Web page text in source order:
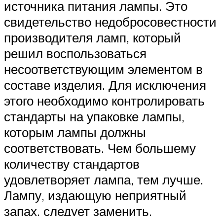
источника питания лампы. Это
свидетельство недобросовестности
производителя ламп, который
решил воспользоваться
несоответствующим элементом в
составе изделия. Для исключения
этого необходимо контролировать
стандарты на упаковке лампы,
которым лампы должны
соответствовать. Чем большему
количеству стандартов
удовлетворяет лампа, тем лучше.
Лампу, издающую неприятный
запах, следует заменить.